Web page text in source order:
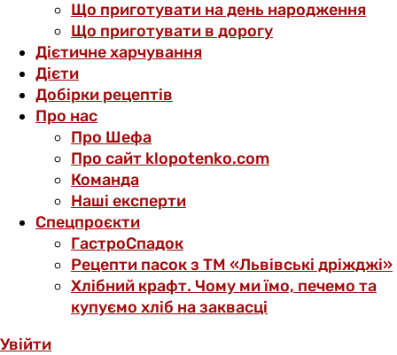
Що приготувати на день народження
Що приготувати в дорогу
Дієтичне харчування
Дієти
Добірки рецептів
Про нас
Про Шефа
Про сайт klopotenko.com
Команда
Наші експерти
Спецпроєкти
ГастроСпадок
Рецепти пасок з ТМ «Львівські дріжджі»
Хлібний крафт. Чому ми їмо, печемо та
купуємо хліб на заквасці
Увійти